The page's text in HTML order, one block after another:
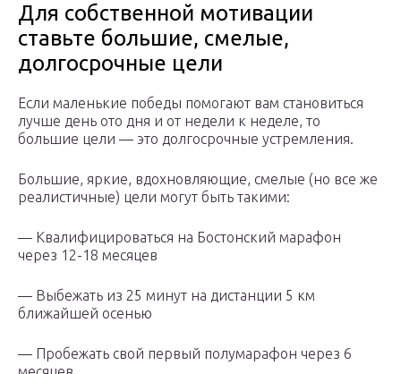
Для собственной мотивации
ставьте большие, смелые,
долгосрочные цели
Если маленькие победы помогают вам становиться
лучше день ото дня и от недели к неделе, то
большие цели — это долгосрочные устремления.
Большие, яркие, вдохновляющие, смелые (но все же
реалистичные) цели могут быть такими:
— Квалифицироваться на Бостонский марафон
через 12-18 месяцев
— Выбежать из 25 минут на дистанции 5 км
ближайшей осенью
— Пробежать свой первый полумарафон через 6